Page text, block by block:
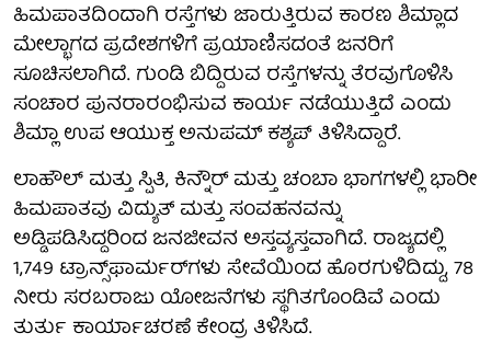
ಹಿಮಪಾತದಿಂದಾಗಿ ರಸ್ತೆಗಳು ಜಾರುತ್ತಿರುವ ಕಾರಣ ಶಿಮ್ಲಾದ
ಮೇಲ್ಭಾಗದ ಪ್ರದೇಶಗಳಿಗೆ ಪ್ರಯಾಣಿಸದಂತೆ ಜನರಿಗೆ
ಸೂಚಿಸಲಾಗಿದೆ. ಗುಂಡಿ ಬಿದ್ದಿರುವ ರಸ್ತೆಗಳನ್ನು ತೆರವುಗೊಳಿಸಿ
ಸಂಚಾರ ಪುನರಾರಂಭಿಸುವ ಕಾರ್ಯ ನಡೆಯುತ್ತಿದೆ ಎಂದು
ಶಿಮ್ಲಾ ಉಪ ಆಯುಕ್ತ ಅನುಪಮ್ ಕಶ್ಯಪ್ ತಿಳಿಸಿದ್ದಾರೆ.
ಲಾಹೌಲ್ ಮತ್ತು ಸ್ಪಿತಿ, ಕಿನ್ನೌರ್ ಮತ್ತು ಚಂಬಾ ಭಾಗಗಳಲ್ಲಿ ಭಾರೀ
ಹಿಮಪಾತವು ವಿದ್ಯುತ್ ಮತ್ತು ಸಂವಹನವನ್ನು
ಅಡ್ಡಿಪಡಿಸಿದ್ದರಿಂದ ಜನಜೀವನ ಅಸ್ತವ್ಯಸ್ತವಾಗಿದೆ. ರಾಜ್ಯದಲ್ಲಿ
1,749 ಟ್ರಾನ್ಸ್‌ಫಾರ್ಮರ್‌ಗಳು ಸೇವೆಯಿಂದ ಹೊರಗುಳಿದಿದ್ದು, 78
ನೀರು ಸರಬರಾಜು ಯೋಜನೆಗಳು ಸ್ಥಗಿತಗೊಂಡಿವೆ ಎಂದು
ತುರ್ತು ಕಾರ್ಯಾಚರಣೆ ಕೇಂದ್ರ ತಿಳಿಸಿದೆ.